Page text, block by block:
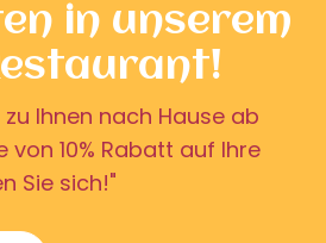
in unserem
Ihnen nach Hause ab
von 10% Rabatt auf Ihre
Sie sich!"